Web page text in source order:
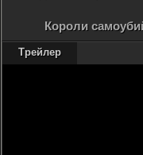
Короли
Трейлер